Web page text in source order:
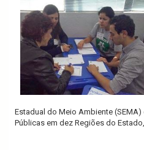
Estadual do Meio Ambiente
Públicas em dez Regiões do